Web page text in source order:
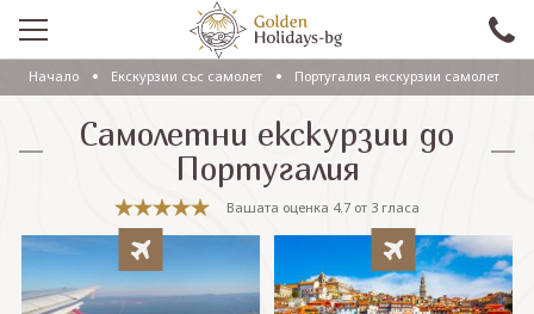
ПРОМО
EКСКУРЗИИ СЪС САМОЛЕТ
ЕКСКУРЗИИ С АВТОБУС
САМОЛЕТНИ ПОЧИВКИ
ПОЧИВКИ С АВТОБУС
Начало Eкскурзии със самолет Португалия екскурзии самолет
Самолетни екскурзии до
Португалия
Вашата оценка 4.7 от 3 гласа